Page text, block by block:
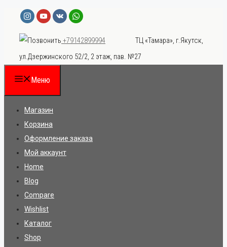
Перейти
содержимому
+79142899994
ТЦ «Тамара», г.Якутск,
ул.Дзержинского 52/2, 2 этаж, пав. №27
Меню
Магазин
Корзина
Оформление заказа
Мой аккаунт
Home
Blog
Compare
Wishlist
Каталог
Shop